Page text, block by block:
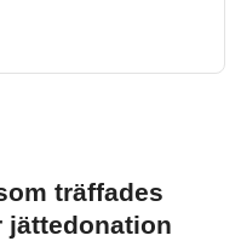
träffades
jätte­donation